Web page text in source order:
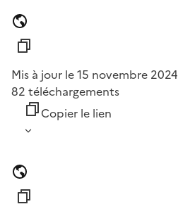
Mis à jour le 15 novembre 2024
82 téléchargements
Copier le lien